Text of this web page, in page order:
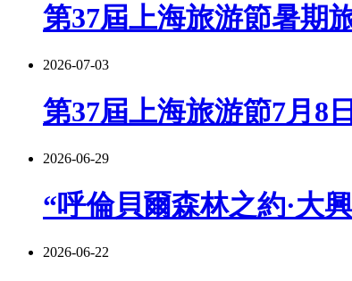
第37屆上海旅游節暑期
2026-07-03
第37屆上海旅游節7月8
2026-06-29
“呼倫貝爾森林之約·大
2026-06-22